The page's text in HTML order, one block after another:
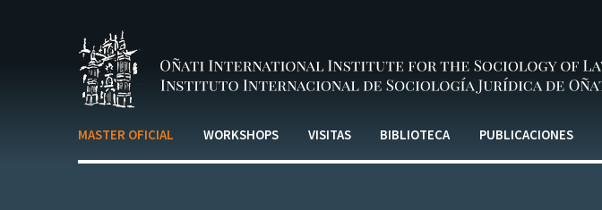
MASTER OFICIAL WORKSHOPS VISITAS BIBLIOTECA PUBLICACIONES